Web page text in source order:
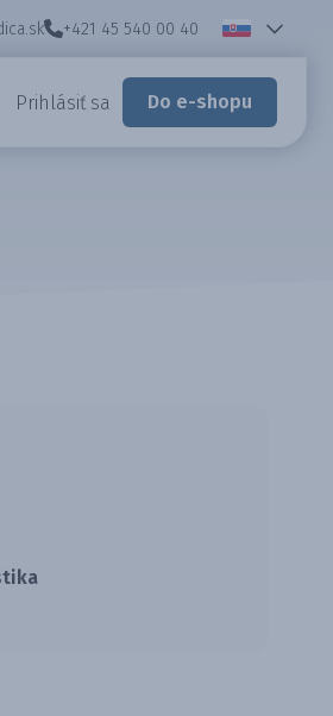
+421 45 540 00 40
Prihlásiť sa Do e-shopu